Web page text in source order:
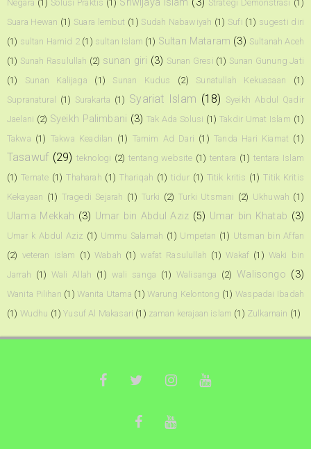
Negara (1) Solusi Praktis (1) Sriwijaya Islam (3) Strategi Demonstrasi (1)
Suara Hewan (1) Suara lembut (1) Sudah Nabawiyah (1) Sufi (1) sugesti diri
(1) sultan Hamid 2 (1) sultan Islam (1) Sultan Mataram (3) Sultanah Aceh
(1) Sunah Rasulullah (2) sunan giri (3) Sunan Gresi (1) Sunan Gunung Jati
(1)
Sunan Kalijaga (1) Sunan Kudus (2) Sunatullah Kekuasaan
(1)
Supranatural
(1) Surakarta (1) Syariat Islam (18) Syeikh Abdul Qadir
Jaelani (2) Syeikh Palimbani (3) Tak Ada Solusi (1) Takdir Umat Islam (1)
Takwa (1) Takwa Keadilan (1) Tamim Ad Dari (1) Tanda Hari Kiamat (1)
Tasawuf (29) teknologi (2) tentang website (1) tentara (1) tentara Islam
(1) Ternate (1) Thaharah (1) Thariqah (1) tidur (1) Titik kritis (1) Titik Kritis
Kekayaan (1) Tragedi Sejarah (1) Turki (2) Turki Utsmani (2) Ukhuwah (1)
Ulama Mekkah (3) Umar bin Abdul Aziz (5) Umar bin Khatab (3)
Umar k Abdul Aziz (1) Ummu Salamah (1) Umpetan (1) Utsman bin Affan
(2) veteran islam (1) Wabah (1) wafat Rasulullah (1) Wakaf (1) Waki bin
Jarrah (1) Wali Allah (1) wali sanga (1) Walisanga (2) Walisongo (3)
Wanita Pilihan (1) Wanita Utama (1) Warung Kelontong (1) Waspadai Ibadah
(1) Wudhu (1) Yusuf Al Makasari (1) zaman kerajaan islam (1) Zulkarnain (1)